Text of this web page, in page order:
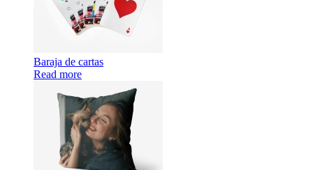
Baraja de cartas
Read more